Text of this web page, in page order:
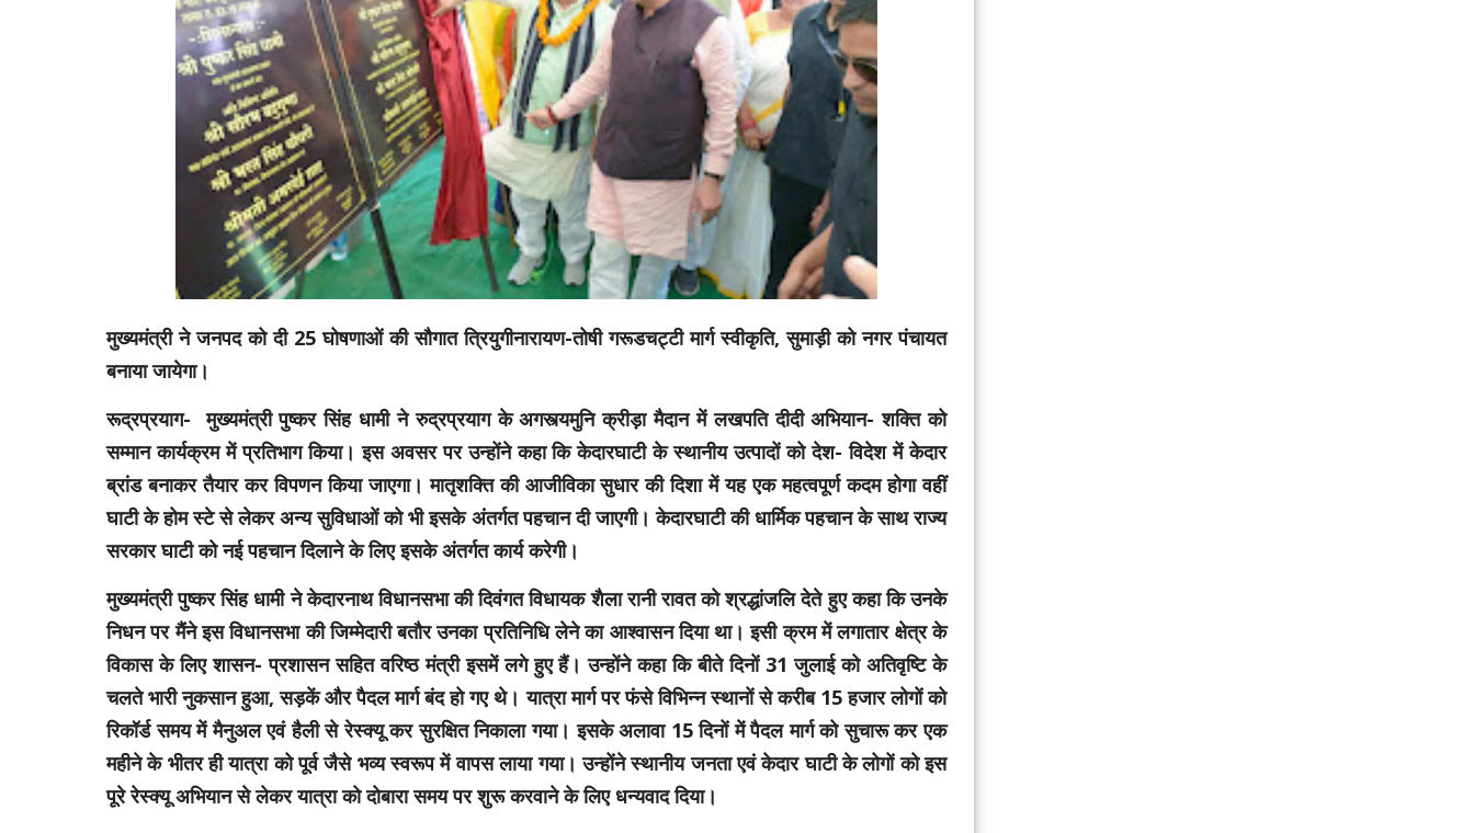
मुख्यमंत्री ने जनपद को दी 25 घोषणाओं की सौगात त्रियुगीनारायण-तोषी गरूडचट्टी मार्ग स्वीकृति, सुमाड़ी को नगर पंचायत
बनाया जायेगा।
रूद्रप्रयाग- मुख्यमंत्री पुष्कर सिंह धामी ने रुद्रप्रयाग के अगस्त्यमुनि क्रीड़ा मैदान में लखपति दीदी अभियान- शक्ति को
सम्मान कार्यक्रम में प्रतिभाग किया। इस अवसर पर उन्होंने कहा कि केदारघाटी के स्थानीय उत्पादों को देश- विदेश में केदार
ब्रांड बनाकर तैयार कर विपणन किया जाएगा। मातृशक्ति की आजीविका सुधार की दिशा में यह एक महत्वपूर्ण कदम होगा वहीं
घाटी के होम स्टे से लेकर अन्य सुविधाओं को भी इसके अंतर्गत पहचान दी जाएगी। केदारघाटी की धार्मिक पहचान के साथ राज्य
सरकार घाटी को नई पहचान दिलाने के लिए इसके अंतर्गत कार्य करेगी।
मुख्यमंत्री पुष्कर सिंह धामी ने केदारनाथ विधानसभा की दिवंगत विधायक शैला रानी रावत को श्रद्धांजलि देते हुए कहा कि उनके
निधन पर मैंने इस विधानसभा की जिम्मेदारी बतौर उनका प्रतिनिधि लेने का आश्वासन दिया था। इसी क्रम में लगातार क्षेत्र के
विकास के लिए शासन- प्रशासन सहित वरिष्ठ मंत्री इसमें लगे हुए हैं। उन्होंने कहा कि बीते दिनों 31 जुलाई को अतिवृष्टि के
चलते भारी नुकसान हुआ, सड़कें और पैदल मार्ग बंद हो गए थे। यात्रा मार्ग पर फंसे विभिन्न स्थानों से करीब 15 हजार लोगों को
रिकॉर्ड समय में मैनुअल एवं हैली से रेस्क्यू कर सुरक्षित निकाला गया। इसके अलावा 15 दिनों में पैदल मार्ग को सुचारू कर एक
महीने के भीतर ही यात्रा को पूर्व जैसे भव्य स्वरूप में वापस लाया गया। उन्होंने स्थानीय जनता एवं केदार घाटी के लोगों को इस
पूरे रेस्क्यू अभियान से लेकर यात्रा को दोबारा समय पर शुरू करवाने के लिए धन्यवाद दिया।